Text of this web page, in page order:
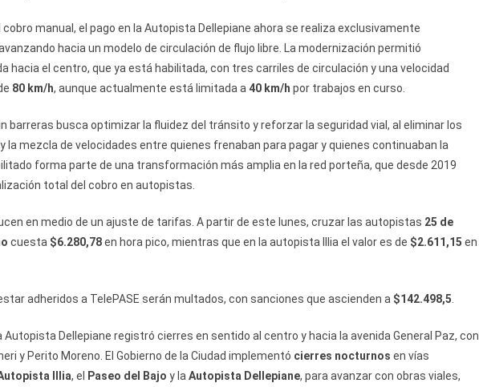
cobro manual, el pago en la Autopista Dellepiane ahora se realiza exclusivamente
hacia un modelo de circulación de flujo libre. La modernización permitió
hacia el centro, que ya está habilitada, con tres carriles de circulación y una velocidad
80 km/h, aunque actualmente está limitada a 40 km/h por trabajos en curso.
barreras busca optimizar la fluidez del tránsito y reforzar la seguridad vial, al eliminar los
la mezcla de velocidades entre quienes frenaban para pagar y quienes continuaban la
forma parte de una transformación más amplia en la red porteña, que desde 2019
total del cobro en autopistas.
en medio de un ajuste de tarifas. A partir de este lunes, cruzar las autopistas 25 de
cuesta $6.280,78en hora pico, mientras que en la autopista Illia el valor es de $2.611,15 en
adheridos a TelePASE serán multados, con sanciones que ascienden a $142.498,5.
Autopista Dellepiane registró cierres en sentido al centro y hacia la avenida General Paz, con
y Perito Moreno. El Gobierno de la Ciudad implementó cierres nocturnos en vías
Illia, el Paseo del Bajo y laAutopista Dellepiane, para avanzar con obras viales,